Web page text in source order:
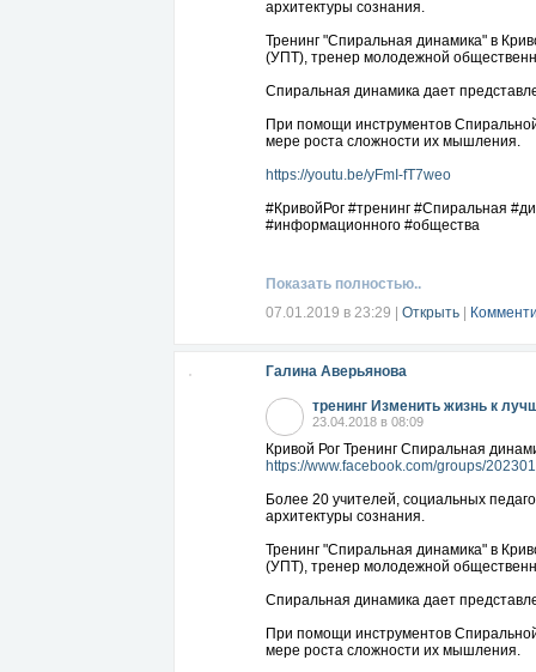
архитектуры сознания.
Тренинг "Спиральная динамика" в
(УПТ), тренер молодежной
Спиральная динамика дает
При помощи инструментов
мере роста сложности их мышления.
https://youtu.be/yFmI-fT7weo
#КривойРог #тренинг #Спиральная
#информационного #общества
Показать полностью..
07.01.2019 в 23:29
Открыть
Галина Аверьянова
тренинг Изменить жизнь к
23.04.2018 в 08:09
Кривой Рог Тренинг Спиральная
https://www.facebook.com/groups/
Более 20 учителей, социальных
архитектуры сознания.
Тренинг "Спиральная динамика" в
(УПТ), тренер молодежной
Спиральная динамика дает
При помощи инструментов
мере роста сложности их мышления.